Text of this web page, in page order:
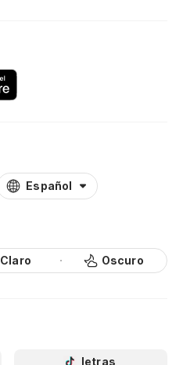
Español
Claro Oscuro
letras